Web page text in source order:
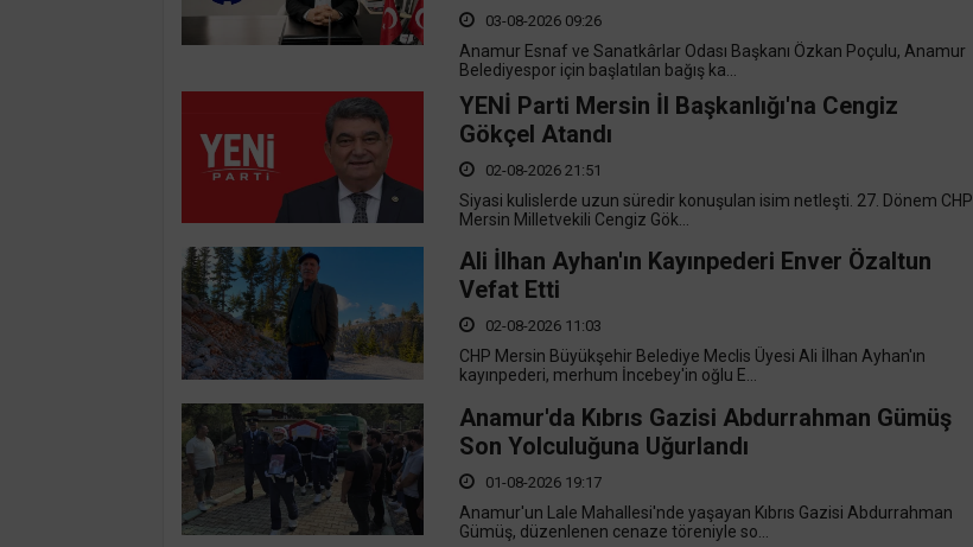
03-08-2026 09:26
Anamur Esnaf ve Sanatkârlar Odası Başkanı Özkan Poçulu, Anamur
Belediyespor için başlatılan bağış ka...
YENİ Parti Mersin İl Başkanlığı'na Cengiz
Gökçel Atandı
02-08-2026 21:51
Siyasi kulislerde uzun süredir konuşulan isim netleşti. 27. Dönem CHP
Mersin Milletvekili Cengiz Gök...
Ali İlhan Ayhan'ın Kayınpederi Enver Özaltun
Vefat Etti
02-08-2026 11:03
CHP Mersin Büyükşehir Belediye Meclis Üyesi Ali İlhan Ayhan'ın
kayınpederi, merhum İncebey'in oğlu E...
Anamur'da Kıbrıs Gazisi Abdurrahman Gümüş
Son Yolculuğuna Uğurlandı
01-08-2026 19:17
Anamur'un Lale Mahallesi'nde yaşayan Kıbrıs Gazisi Abdurrahman
Gümüş, düzenlenen cenaze töreniyle so...